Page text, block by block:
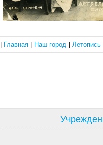
Главная Наш город Летопись